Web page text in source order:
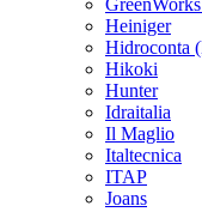
GreenWorks
Heiniger
Hidroconta
Hikoki
Hunter
Idraitalia
Il Maglio
Italtecnica
ITAP
Joans